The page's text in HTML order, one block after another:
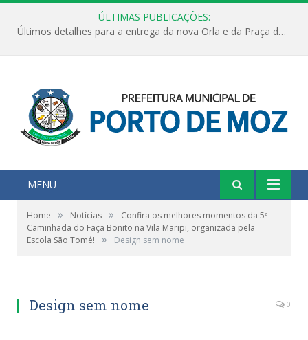
ÚLTIMAS PUBLICAÇÕES:
Últimos detalhes para a entrega da nova Orla e da Praça do Praião
MENU
Home » Notícias »
Confira os melhores momentos da 5ª
Caminhada do Faça Bonito na Vila Maripi, organizada pela
Escola São Tomé!
» Design sem nome
Design sem nome 0